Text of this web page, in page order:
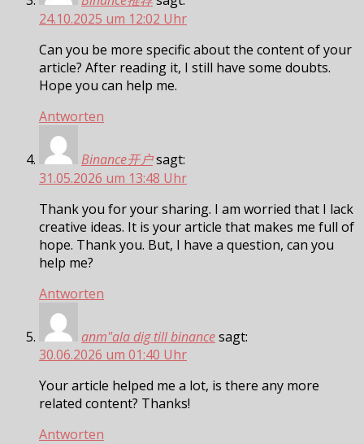
24.10.2025 um 12:02 Uhr
Can you be more specific about the content of your
article? After reading it, I still have some doubts.
Hope you can help me.
Antworten
Binance开户sagt:
31.05.2026 um 13:48 Uhr
Thank you for your sharing. I am worried that I lack
creative ideas. It is your article that makes me full of
hope. Thank you. But, I have a question, can you
help me?
Antworten
anm"ala dig till binancesagt:
30.06.2026 um 01:40 Uhr
Your article helped me a lot, is there any more
related content? Thanks!
Antworten